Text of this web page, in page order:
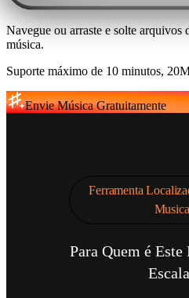
Navegue ou arraste e solte arquivos
música.
Suporte máximo de 10 minutos,
Envie Música Gratuitamente
Ferramenta
Para Quem é